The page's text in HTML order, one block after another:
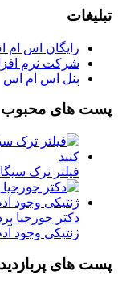
تبلیغات
رایگان اس ام
شرکت نرم
پنل اس ام اس
پست های محبوب
فیلتر ترک
دکتر جورجیا
ژنتیکی وجود
پست های پربازدید